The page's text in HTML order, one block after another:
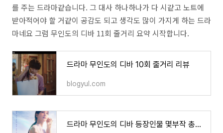
를 주는 드라마같습니다. 그 대사 하나하나가 다 시같고 노트에
받아적어야 할 거같이 공감도 되고 생각도 많이 가지게 하는 드라
마네요 그럼 무인도의 디바 11회 줄거리 요약 시작합니다.
드라마 무인도의 디바 10회 줄거리 리뷰
blogyul.com
드라마 무인도의 디바 등장인물 몇부작 총정리